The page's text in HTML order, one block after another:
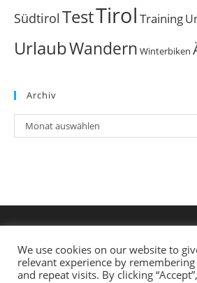
Südtirol TestTirol Training
UrlaubWandern Winterbiken
Archiv
Archiv
Monat auswählen
We use cookies on our website to
relevant experience by
and repeat visits. By clicking